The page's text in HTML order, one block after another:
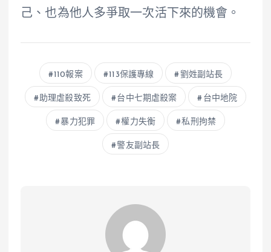
己、也為他人多爭取一次活下來的機會。
110報案 113保護專線 劉姓副站長
助理虐殺致死 台中七期虐殺案 台中地院
暴力犯罪 權力失衡 私刑拘禁
警友副站長